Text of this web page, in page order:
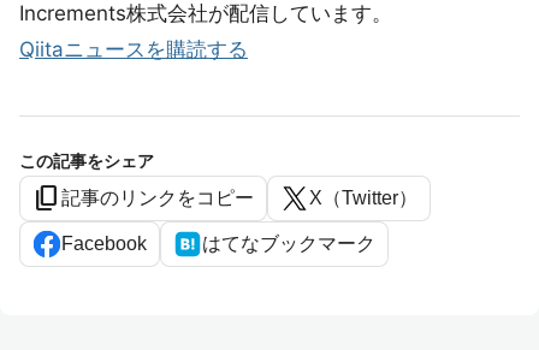
Increments株式会社が配信しています。
Qiitaニュースを購読する
この記事をシェア
content_copy 記事のリンクをコピー X（Twitter）
Facebook はてなブックマーク